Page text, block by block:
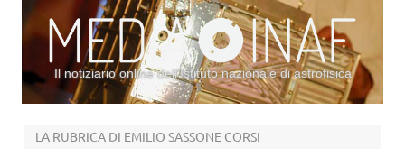
Il notiziario online dell’Istituto nazionale di astrofisica
LA RUBRICA DI EMILIO SASSONE CORSI